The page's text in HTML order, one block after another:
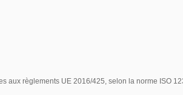
aux règlements UE 2016/425, selon la norme ISO